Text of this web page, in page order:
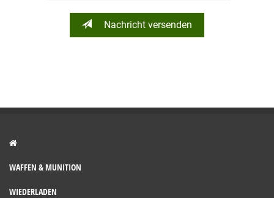
Nachricht versenden
WAFFEN & MUNITION
WIEDERLADEN